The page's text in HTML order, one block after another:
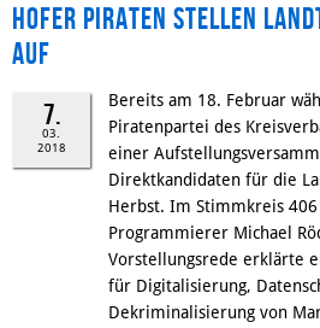
Hofer Piraten stellen
auf
7.
03.
2018
Bereits am 18. Februar
Piratenpartei des
einer
Direktkandidaten für die
Herbst. Im Stimmkreis
Programmierer Michael
Vorstellungsrede erklärte
für Digitalisierung,
Dekriminalisierung von